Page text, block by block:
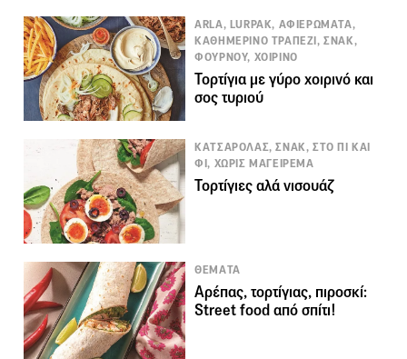
ARLA, LURPAK, ΑΦΙΕΡΩΜΑΤΑ,
ΚΑΘΗΜΕΡΙΝΟ ΤΡΑΠΕΖΙ, ΣΝΑΚ,
ΦΟΥΡΝΟΥ, ΧΟΙΡΙΝΟ
Τορτίγια με γύρο χοιρινό και
σος τυριού
ΚΑΤΣΑΡΟΛΑΣ, ΣΝΑΚ, ΣΤΟ ΠΙ ΚΑΙ
ΦΙ, ΧΩΡΙΣ ΜΑΓΕΙΡΕΜΑ
Τορτίγιες αλά νισουάζ
ΘΕΜΑΤΑ
Αρέπας, τορτίγιας, πιροσκί:
Street food από σπίτι!